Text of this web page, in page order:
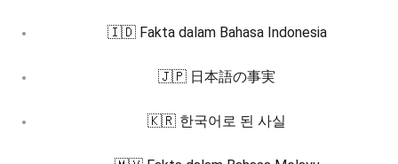
🇮🇩 Fakta dalam Bahasa Indonesia
🇯🇵 日本語の事実
🇰🇷 한국어로 된 사실